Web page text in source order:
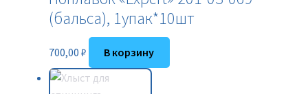
(бальса), 1упак*10шт
700,00 ₽ В корзину